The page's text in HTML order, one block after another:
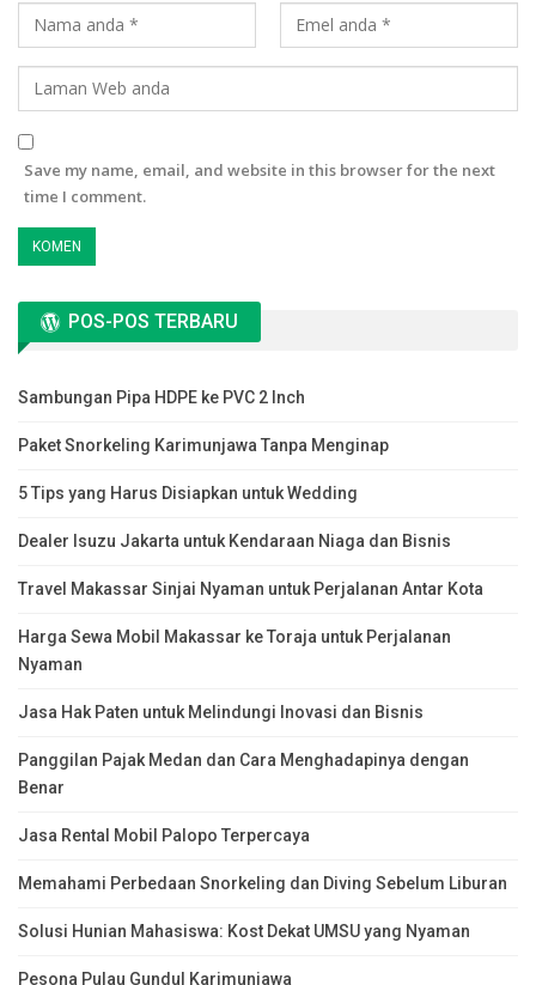
Save my name, email, and website in this browser for the next
time I comment.
POS-POS TERBARU
Sambungan Pipa HDPE ke PVC 2 Inch
Paket Snorkeling Karimunjawa Tanpa Menginap
5 Tips yang Harus Disiapkan untuk Wedding
Dealer Isuzu Jakarta untuk Kendaraan Niaga dan Bisnis
Travel Makassar Sinjai Nyaman untuk Perjalanan Antar Kota
Harga Sewa Mobil Makassar ke Toraja untuk Perjalanan
Nyaman
Jasa Hak Paten untuk Melindungi Inovasi dan Bisnis
Panggilan Pajak Medan dan Cara Menghadapinya dengan
Benar
Jasa Rental Mobil Palopo Terpercaya
Memahami Perbedaan Snorkeling dan Diving Sebelum Liburan
Solusi Hunian Mahasiswa: Kost Dekat UMSU yang Nyaman
Pesona Pulau Gundul Karimunjawa